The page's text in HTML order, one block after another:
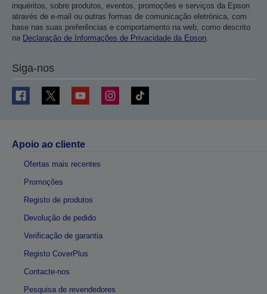
inquéritos, sobre produtos, eventos, promoções e serviços da Epson
através de e-mail ou outras formas de comunicação eletrónica, com
base nas suas preferências e comportamento na web, como descrito
na Declaração de Informações de Privacidade da Epson.
Siga-nos
Apoio ao cliente
Ofertas mais recentes
Promoções
Registo de produtos
Devolução de pedido
Verificação de garantia
Registo CoverPlus
Contacte-nos
Pesquisa de revendedores